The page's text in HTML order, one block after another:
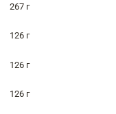
267 г
126 г
126 г
126 г